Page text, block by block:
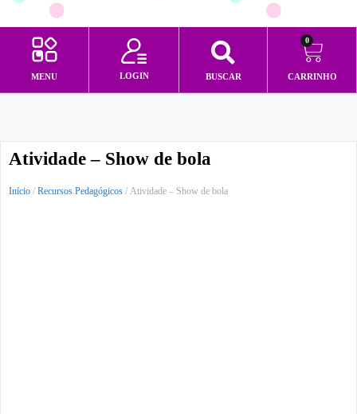
MENU LOGIN BUSCAR
0
CARRINHO
Atividade – Show de bola
Início / Recursos Pedagógicos / Atividade – Show de bola